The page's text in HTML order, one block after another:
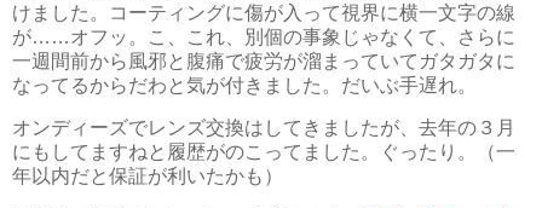
けました。コーティングに傷が入って視界に横一文字の線
が……オフッ。こ、これ、別個の事象じゃなくて、さらに
一週間前から風邪と腹痛で疲労が溜まっていてガタガタに
なってるからだわと気が付きました。だいぶ手遅れ。
オンディーズでレンズ交換はしてきましたが、去年の３月
にもしてますねと履歴がのこってました。ぐったり。（一
年以内だと保証が利いたかも）